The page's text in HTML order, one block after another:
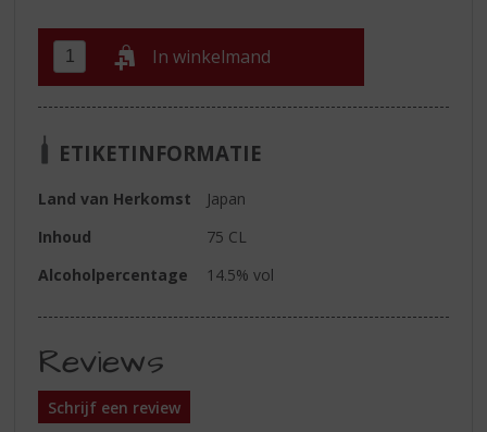
In winkelmand
ETIKETINFORMATIE
Land van Herkomst
Japan
Inhoud
75 CL
Alcoholpercentage
14.5% vol
Reviews
Schrijf een review